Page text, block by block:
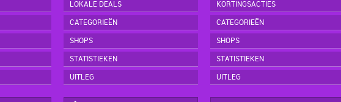
LOKALE DEALS
CATEGORIEËN
SHOPS
STATISTIEKEN
UITLEG
KORTINGSACTIES
CATEGORIEËN
SHOPS
STATISTIEKEN
UITLEG